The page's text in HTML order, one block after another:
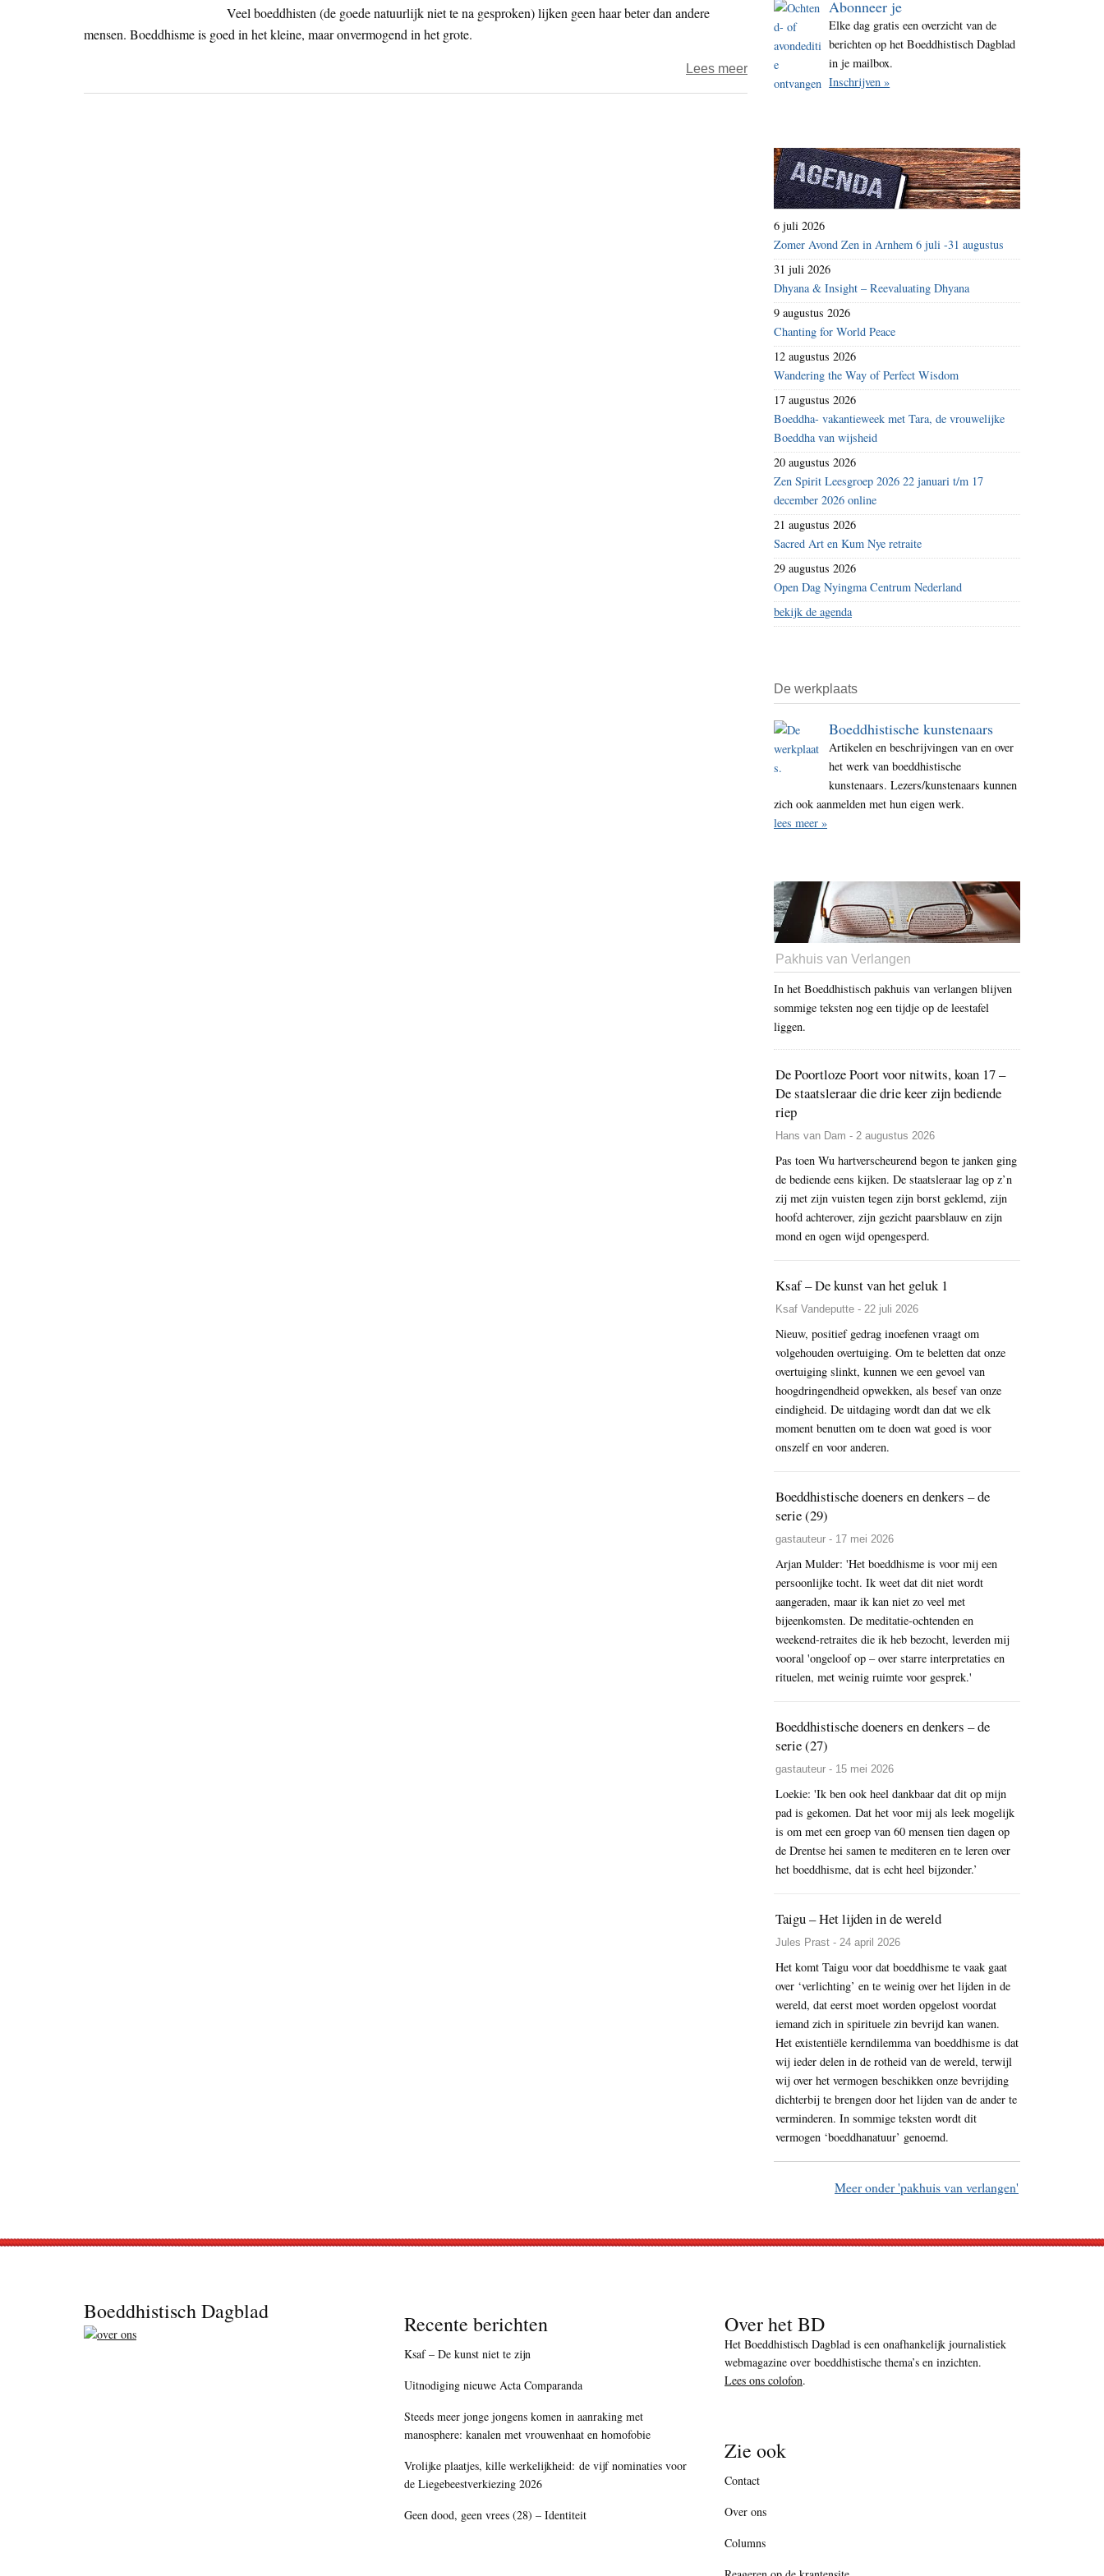
i
t
Veel boeddhisten (de goede natuurlijk niet te na gesproken) lijken geen haar beter dan andere
mensen. Boeddhisme is goed in het kleine, maar onvermogend in het grote.
Lees meerover
Taigu
niets
groots
Abonneer je
Elke dag gratis een overzicht van de
berichten op het Boeddhistisch Dagblad
in je mailbox.
Inschrijven »
6 juli 2026
Zomer Avond Zen in Arnhem 6 juli -31 augustus
31 juli 2026
Dhyana & Insight – Reevaluating Dhyana
9 augustus 2026
Chanting for World Peace
12 augustus 2026
Wandering the Way of Perfect Wisdom
17 augustus 2026
Boeddha- vakantieweek met Tara, de vrouwelijke
Boeddha van wijsheid
20 augustus 2026
Zen Spirit Leesgroep 2026 22 januari t/m 17
december 2026 online
21 augustus 2026
Sacred Art en Kum Nye retraite
29 augustus 2026
Open Dag Nyingma Centrum Nederland
bekijk de agenda
De werkplaats
Boeddhistische kunstenaars
Artikelen en beschrijvingen van en over
het werk van boeddhistische
kunstenaars. Lezers/kunstenaars kunnen
zich ook aanmelden met hun eigen werk.
lees meer »
Pakhuis van Verlangen
In het Boeddhistisch pakhuis van verlangen blijven
sommige teksten nog een tijdje op de leestafel
liggen.
De Poortloze Poort voor nitwits, koan 17 –
De staatsleraar die drie keer zijn bediende
riep
Hans van Dam - 2 augustus 2026
Pas toen Wu hartverscheurend begon te janken ging
de bediende eens kijken. De staatsleraar lag op z’n
zij met zijn vuisten tegen zijn borst geklemd, zijn
hoofd achterover, zijn gezicht paarsblauw en zijn
mond en ogen wijd opengesperd.
Ksaf – De kunst van het geluk 1
Ksaf Vandeputte - 22 juli 2026
Nieuw, positief gedrag inoefenen vraagt om
volgehouden overtuiging. Om te beletten dat onze
overtuiging slinkt, kunnen we een gevoel van
hoogdringendheid opwekken, als besef van onze
eindigheid. De uitdaging wordt dan dat we elk
moment benutten om te doen wat goed is voor
onszelf en voor anderen.
Boeddhistische doeners en denkers – de
serie (29)
gastauteur - 17 mei 2026
Arjan Mulder: 'Het boeddhisme is voor mij een
persoonlijke tocht. Ik weet dat dit niet wordt
aangeraden, maar ik kan niet zo veel met
bijeenkomsten. De meditatie-ochtenden en
weekend-retraites die ik heb bezocht, leverden mij
vooral 'ongeloof op – over starre interpretaties en
rituelen, met weinig ruimte voor gesprek.'
Boeddhistische doeners en denkers – de
serie (27)
gastauteur - 15 mei 2026
Loekie: 'Ik ben ook heel dankbaar dat dit op mijn
pad is gekomen. Dat het voor mij als leek mogelijk
is om met een groep van 60 mensen tien dagen op
de Drentse hei samen te mediteren en te leren over
het boeddhisme, dat is echt heel bijzonder.’
Taigu – Het lijden in de wereld
Jules Prast - 24 april 2026
Het komt Taigu voor dat boeddhisme te vaak gaat
over ‘verlichting’ en te weinig over het lijden in de
wereld, dat eerst moet worden opgelost voordat
iemand zich in spirituele zin bevrijd kan wanen.
Het existentiële kerndilemma van boeddhisme is dat
wij ieder delen in de rotheid van de wereld, terwijl
wij over het vermogen beschikken onze bevrijding
dichterbij te brengen door het lijden van de ander te
verminderen. In sommige teksten wordt dit
vermogen ‘boeddhanatuur’ genoemd.
Meer onder 'pakhuis van verlangen'
Boeddhistisch Dagblad Recente berichten
Ksaf – De kunst niet te zijn
Uitnodiging nieuwe Acta Comparanda
Steeds meer jonge jongens komen in aanraking met
manosphere: kanalen met vrouwenhaat en homofobie
Vrolijke plaatjes, kille werkelijkheid: de vijf nominaties voor
de Liegebeestverkiezing 2026
Geen dood, geen vrees (28) – Identiteit
Over het BD
Het Boeddhistisch Dagblad is een onafhankelijk journalistiek
webmagazine over boeddhistische thema’s en inzichten.
Lees ons colofon.
Zie ook
Contact
Over ons
Columns